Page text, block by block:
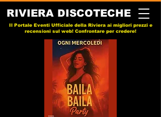
RIVIERA DISCOTECHE
Il Portale Eventi Ufficiale della Riviera ai migliori prezzi e
recensioni sul web! Confrontare per credere!